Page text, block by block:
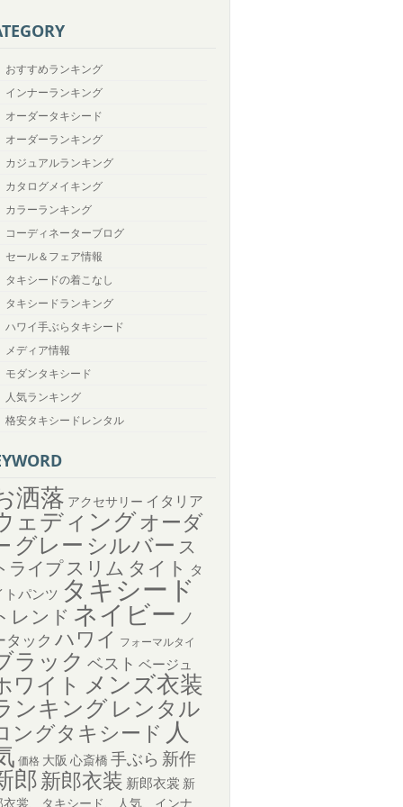
おすすめランキング
インナーランキング
オーダータキシード
オーダーランキング
カジュアルランキング
カタログメイキング
カラーランキング
コーディネーターブログ
セール＆フェア情報
タキシードの着こなし
タキシードランキング
ハワイ手ぶらタキシード
メディア情報
モダンタキシード
人気ランキング
格安タキシードレンタル
洒落 アクセサリー イタリア
ェディングオーダ
グレー シルバー ス
ライプスリム タイト タ
トパンツ タキシード
レンド ネイビー ノ
タック ハワイ フォーマルタイ
ラック ベスト ベージュ
ワイト メンズ衣装
ンキングレンタル
ングタキシード 人
価格 大阪 心斎橋 手ぶら 新作
郎新郎衣装 新郎衣裳 新
衣裳、タキシード、人気、インナ